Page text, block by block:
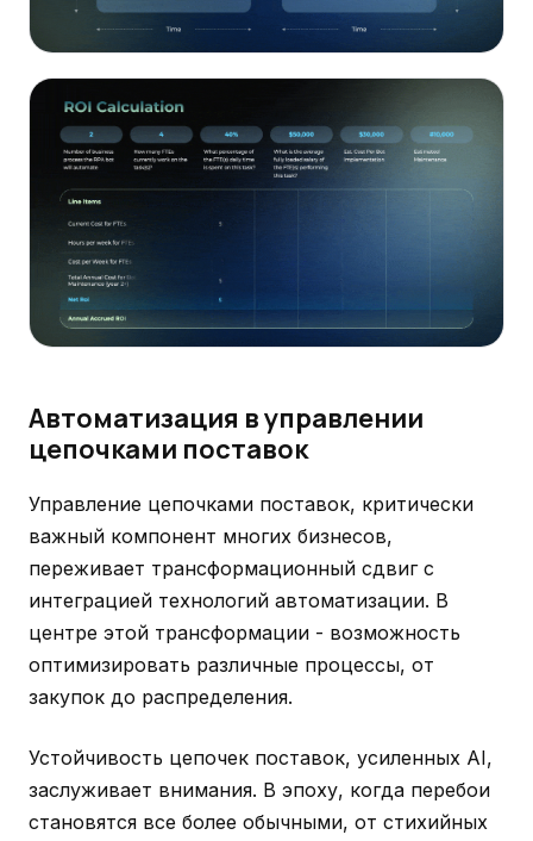
Автоматизация в управлении
цепочками поставок
Управление цепочками поставок, критически
важный компонент многих бизнесов,
переживает трансформационный сдвиг с
интеграцией технологий автоматизации. В
центре этой трансформации - возможность
оптимизировать различные процессы, от
закупок до распределения.
Устойчивость цепочек поставок, усиленных AI,
заслуживает внимания. В эпоху, когда перебои
становятся все более обычными, от стихийных